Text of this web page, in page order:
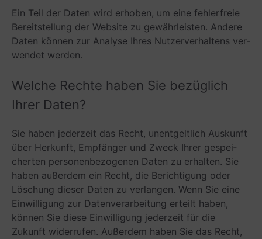
Ein Teil der Daten wird erho­ben, um eine feh­ler­freie
Bereit­stel­lung der Web­site zu gewähr­leis­ten. Andere
Daten kön­nen zur Ana­lyse Ihres Nut­zer­ver­hal­tens ver­
wen­det werden.
Wel­che Rechte haben Sie bezüg­lich
Ihrer Daten?
Sie haben jeder­zeit das Recht, unent­gelt­lich Aus­kunft
über Her­kunft, Emp­fän­ger und Zweck Ihrer gespei­
cher­ten per­so­nen­be­zo­ge­nen Daten zu erhal­ten. Sie
haben außer­dem ein Recht, die Berich­ti­gung oder
Löschung die­ser Daten zu ver­lan­gen. Wenn Sie eine
Ein­wil­li­gung zur Daten­ver­ar­bei­tung erteilt haben,
kön­nen Sie diese Ein­wil­li­gung jeder­zeit für die
Zukunft wider­ru­fen. Außer­dem haben Sie das Recht,